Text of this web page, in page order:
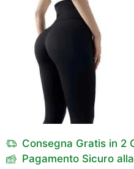
Consegna Gratis in 2
Pagamento Sicuro